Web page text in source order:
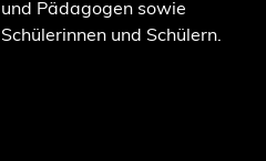
und Pädagogen sowie
Schülerinnen und Schülern.